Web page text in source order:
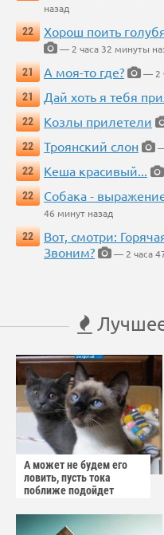
назад
22
Хорош поить
— 2 часа 32 минуты
21
А моя-то где?
— 2
21
Дай хоть я тебя
22
Козлы прилетели
22
Троянский слон
22
Кеша красивый...
22
Собака -
46 минут назад
22
Вот, смотри:
Звоним?
— 2 часа
А может не будем его
ловить, пусть тока
поближе подойдет